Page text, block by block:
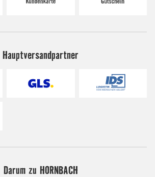
Hauptversandpartner
Darum zu HORNBACH